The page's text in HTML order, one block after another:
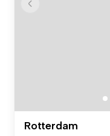
Rotterdam